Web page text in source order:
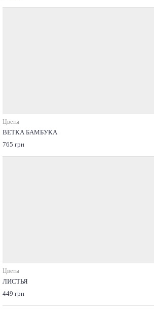
Цветы
ВЕТКА БАМБУКА
765 грн
Цветы
ЛИСТЬЯ
449 грн